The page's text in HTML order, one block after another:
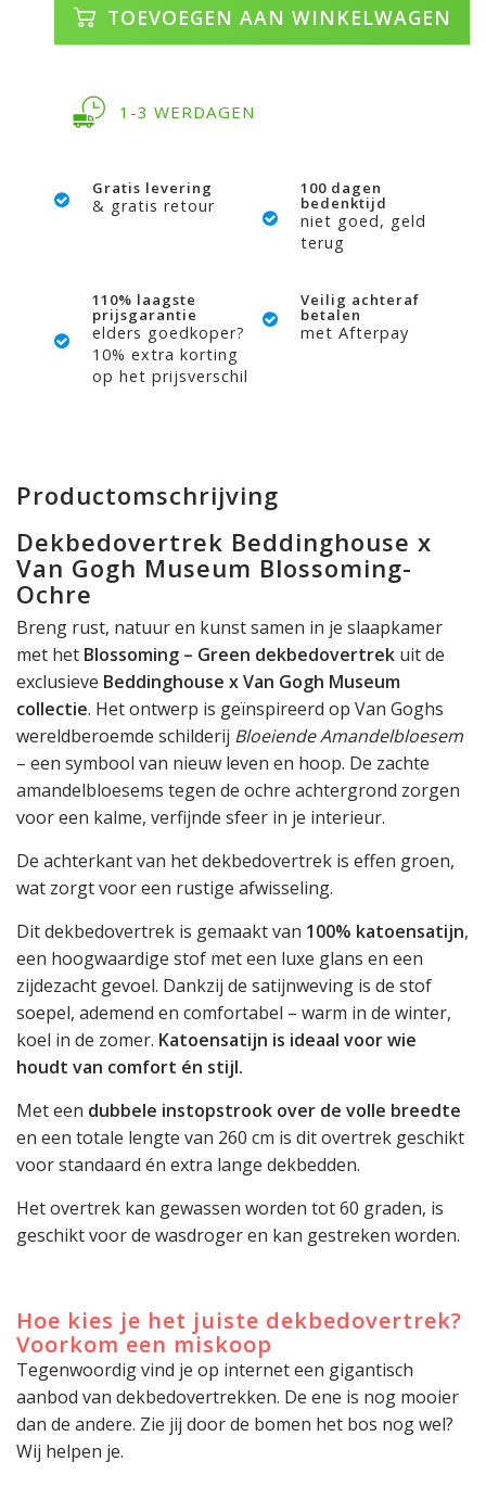
TOEVOEGEN AAN WINKELWAGEN
1-3 WERDAGEN
Gratis levering
& gratis retour
100 dagen
bedenktijd
niet goed, geld
terug
110% laagste
prijsgarantie
elders goedkoper?
10% extra korting
op het prijsverschil
Veilig achteraf
betalen
met Afterpay
Productomschrijving
Dekbedovertrek Beddinghouse x
Van Gogh Museum Blossoming-
Ochre
Breng rust, natuur en kunst samen in je slaapkamer
met het Blossoming – Green dekbedovertrek uit de
exclusieve Beddinghouse x Van Gogh Museum
collectie. Het ontwerp is geïnspireerd op Van Goghs
wereldberoemde schilderij Bloeiende Amandelbloesem
– een symbool van nieuw leven en hoop. De zachte
amandelbloesems tegen de ochre achtergrond zorgen
voor een kalme, verfijnde sfeer in je interieur.
De achterkant van het dekbedovertrek is effen groen,
wat zorgt voor een rustige afwisseling.
Dit dekbedovertrek is gemaakt van 100% katoensatijn,
een hoogwaardige stof met een luxe glans en een
zijdezacht gevoel. Dankzij de satijnweving is de stof
soepel, ademend en comfortabel – warm in de winter,
koel in de zomer. Katoensatijn is ideaal voor wie
houdt van comfort én stijl.
Met een dubbele instopstrook over de volle breedte
en een totale lengte van 260 cm is dit overtrek geschikt
voor standaard én extra lange dekbedden.
Het overtrek kan gewassen worden tot 60 graden, is
geschikt voor de wasdroger en kan gestreken worden.
Hoe kies je het juiste dekbedovertrek?
Voorkom een miskoop
Tegenwoordig vind je op internet een gigantisch
aanbod van dekbedovertrekken. De ene is nog mooier
dan de andere. Zie jij door de bomen het bos nog wel?
Wij helpen je.